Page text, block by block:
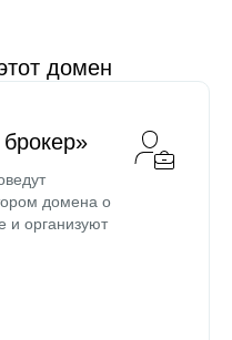
домен
домена о
и организуют